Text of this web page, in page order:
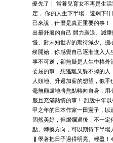
優先了！ 當養兒育女不再是生
定， 你的人生下半場，還剩下
己來說，什麼是真正重要的事
出最舒服的自己 體力衰退、減
慢、對未知世界的期待減少、
候開始，你感覺自己逐漸進入人
事不可逆，卻無疑是人生中格外
委屈的事、想逃離又躲不掉的人
人頭地、升遷加薪的想望，似
毫無顧慮地將焦點轉向自身，
服且充滿熱情的事！ 誰說中年
甲之年的日本作家一田憲子，
固然美好，但燦爛過後，不一
點、轉換方向，可以期待下半場
▎學著把日子過得明亮、輕盈！